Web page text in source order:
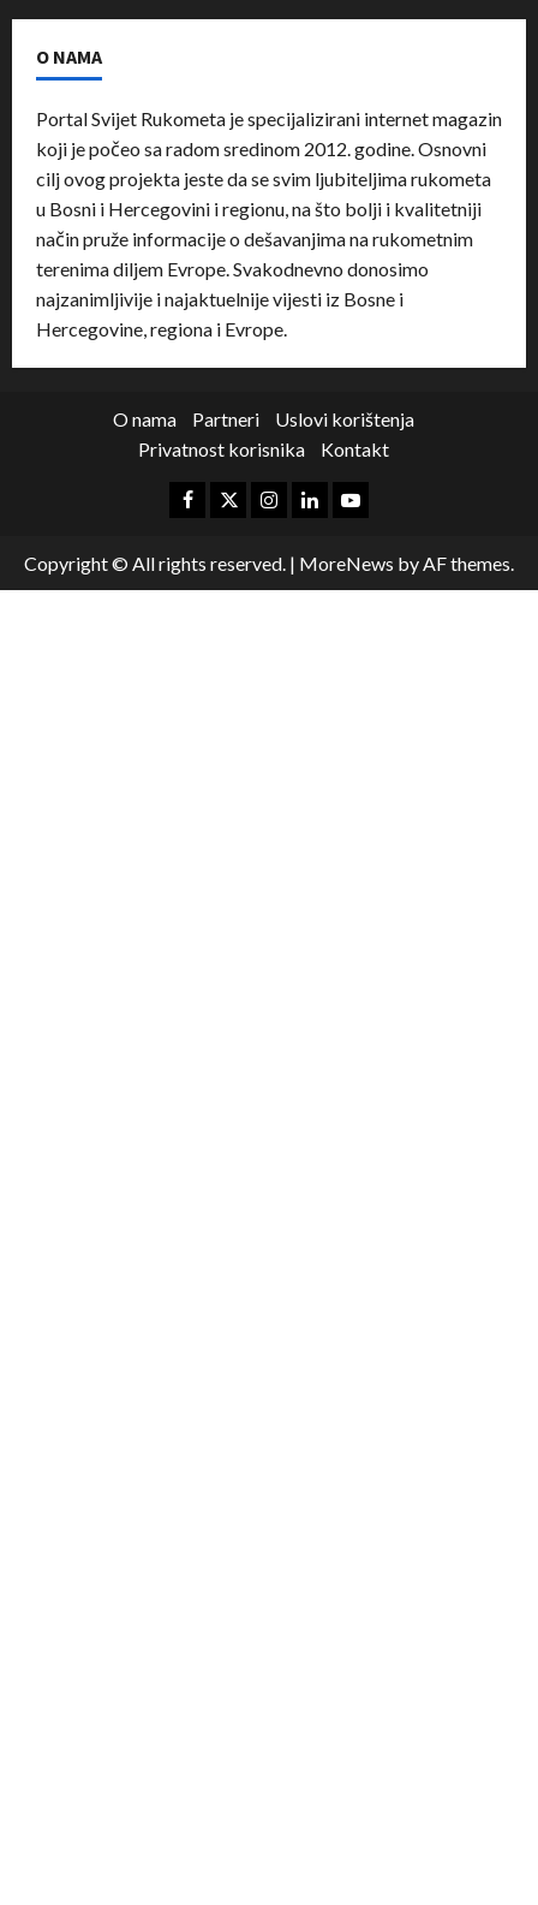
O NAMA
Portal Svijet Rukometa je specijalizirani internet magazin
koji je počeo sa radom sredinom 2012. godine. Osnovni
cilj ovog projekta jeste da se svim ljubiteljima rukometa
u Bosni i Hercegovini i regionu, na što bolji i kvalitetniji
način pruže informacije o dešavanjima na rukometnim
terenima diljem Evrope. Svakodnevno donosimo
najzanimljivije i najaktuelnije vijesti iz Bosne i
Hercegovine, regiona i Evrope.
O nama Partneri
Uslovi korištenja
Privatnost korisnika
Kontakt
Copyright © All rights reserved. | MoreNews by AF themes.